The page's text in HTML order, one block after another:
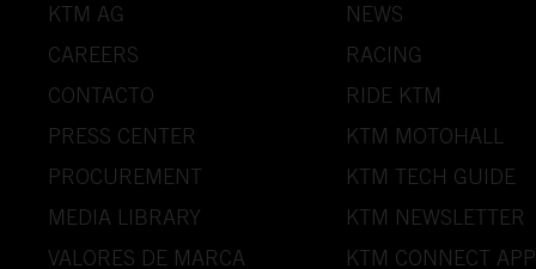
KTM AG
CAREERS
CONTACTO
PRESS CENTER
PROCUREMENT
MEDIA LIBRARY
VALORES DE MARCA
NEWS
RACING
RIDE KTM
KTM MOTOHALL
KTM TECH GUIDE
KTM NEWSLETTER
KTM CONNECT APP